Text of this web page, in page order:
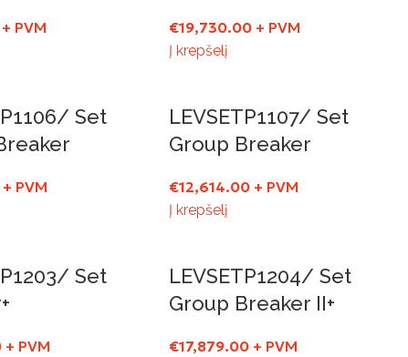
+ PVM €19,730.00 + PVM
Į krepšelį
Set
+ PVM
LEVSETP1107/ Set
Group Breaker
€12,614.00 + PVM
Į krepšelį
Set
+ PVM
LEVSETP1204/ Set
Group Breaker II+
€17,879.00 + PVM